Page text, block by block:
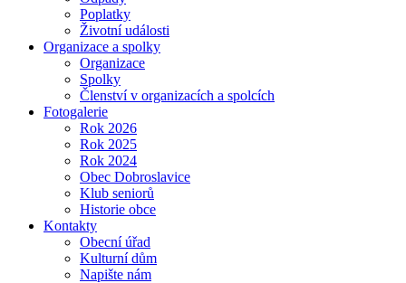
Poplatky
Životní události
Organizace a spolky
Organizace
Spolky
Členství v organizacích a spolcích
Fotogalerie
Rok 2026
Rok 2025
Rok 2024
Obec Dobroslavice
Klub seniorů
Historie obce
Kontakty
Obecní úřad
Kulturní dům
Napište nám